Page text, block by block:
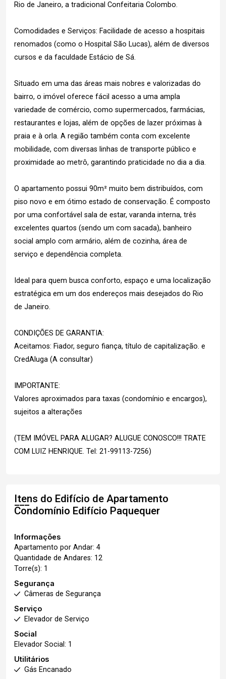
Rio de Janeiro, a tradicional Confeitaria Colombo.
Comodidades e Serviços: Facilidade de acesso a hospitais
renomados (como o Hospital São Lucas), além de diversos
cursos e da faculdade Estácio de Sá.
Situado em uma das áreas mais nobres e valorizadas do
bairro, o imóvel oferece fácil acesso a uma ampla
variedade de comércio, como supermercados, farmácias,
restaurantes e lojas, além de opções de lazer próximas à
praia e à orla. A região também conta com excelente
mobilidade, com diversas linhas de transporte público e
proximidade ao metrô, garantindo praticidade no dia a dia.
O apartamento possui 90m² muito bem distribuídos, com
piso novo e em ótimo estado de conservação. É composto
por uma confortável sala de estar, varanda interna, três
excelentes quartos (sendo um com sacada), banheiro
social amplo com armário, além de cozinha, área de
serviço e dependência completa.
Ideal para quem busca conforto, espaço e uma localização
estratégica em um dos endereços mais desejados do Rio
de Janeiro.
CONDIÇÕES DE GARANTIA:
Aceitamos: Fiador, seguro fiança, título de capitalização. e
CredAluga (A consultar)
IMPORTANTE:
Valores aproximados para taxas (condomínio e encargos),
sujeitos a alterações
(TEM IMÓVEL PARA ALUGAR? ALUGUE CONOSCO!!! TRATE
COM LUIZ HENRIQUE. Tel: 21-99113-7256)
Itens do Edifício de Apartamento
Condomínio Edifício Paquequer
Informações
Apartamento por Andar: 4
Quantidade de Andares: 12
Torre(s): 1
Segurança
Câmeras de Segurança
Serviço
Elevador de Serviço
Social
Elevador Social: 1
Utilitários
Gás Encanado